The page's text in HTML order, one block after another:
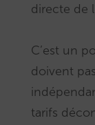
directe de
C’est un
doivent
tarifs